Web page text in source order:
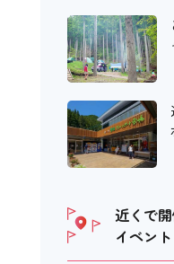
近くで
イベント